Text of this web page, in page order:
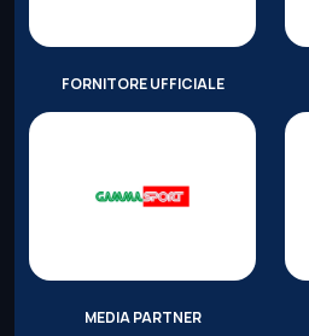
FORNITORE UFFICIALE
MEDIA PARTNER